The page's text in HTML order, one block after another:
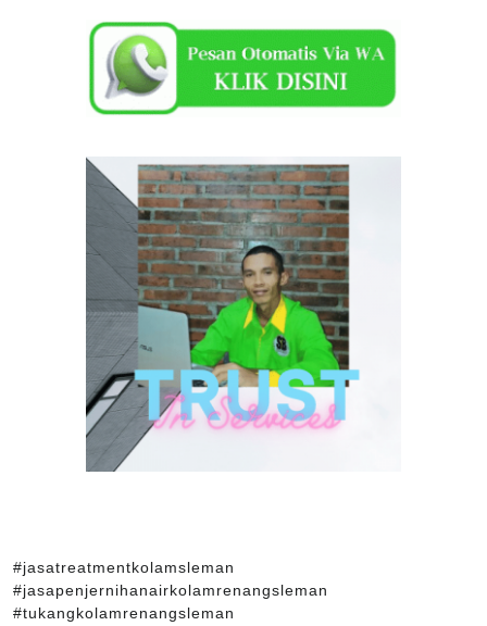
#jasatreatmentkolamsleman
#jasapenjernihanairkolamrenangsleman
#tukangkolamrenangsleman